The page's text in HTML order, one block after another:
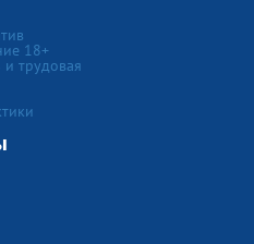
18+
и трудовая